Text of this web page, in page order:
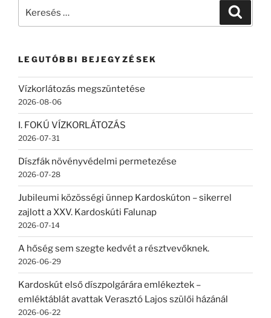
LEGUTÓBBI BEJEGYZÉSEK
Vízkorlátozás megszüntetése
2026-08-06
I. FOKÚ VÍZKORLÁTOZÁS
2026-07-31
Díszfák növényvédelmi permetezése
2026-07-28
Jubileumi közösségi ünnep Kardoskúton – sikerrel
zajlott a XXV. Kardoskúti Falunap
2026-07-14
A hőség sem szegte kedvét a résztvevőknek.
2026-06-29
Kardoskút első díszpolgárára emlékeztek –
emléktáblát avattak Verasztó Lajos szülői házánál
2026-06-22